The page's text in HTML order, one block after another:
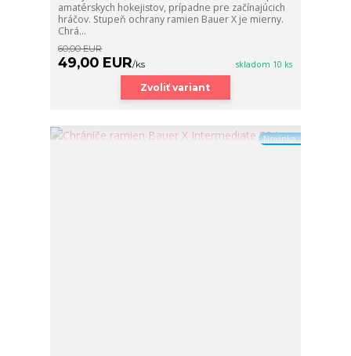
amatérskych hokejistov, prípadne pre začínajúcich
hráčov. Stupeň ochrany ramien Bauer X je mierny.
Chrá...
60,00 EUR
49,00 EUR/ks skladom 10 ks
Zvoliť variant
Novinka